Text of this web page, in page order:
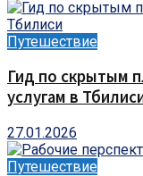
Путешествие
Гид по скрытым
услугам в
27.01.2026
Путешествие